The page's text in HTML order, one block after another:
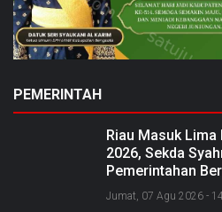
PEMERINTAH
Riau Masuk Lima
2026, Sekda
Pemerintahan
Jumat, 07 Agu 2026 -